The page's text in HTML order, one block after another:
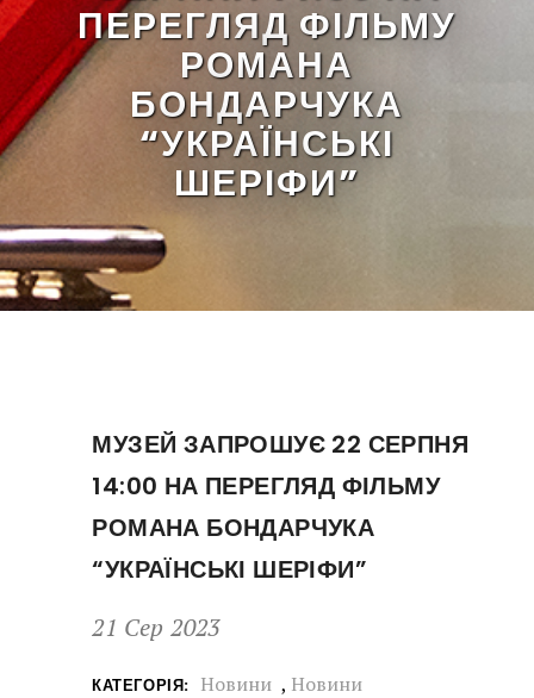
ПЕРЕГЛЯД ФІЛЬМУ
РОМАНА
БОНДАРЧУКА
“УКРАЇНСЬКІ
ШЕРІФИ”
МУЗЕЙ ЗАПРОШУЄ 22 СЕРПНЯ
14:00 НА ПЕРЕГЛЯД ФІЛЬМУ
РОМАНА БОНДАРЧУКА
“УКРАЇНСЬКІ ШЕРІФИ”
21 Сер 2023
КАТЕГОРІЯ: Новини , Новини